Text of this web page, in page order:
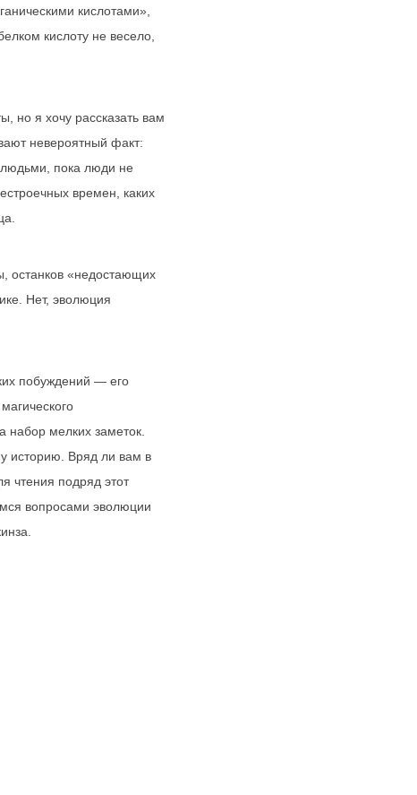
кислотами»,
кислоту не весело,
но я хочу рассказать вам
невероятный факт:
пока люди не
времен, каких
останков «недостающих
Нет, эволюция
побуждений — его
набор мелких заметок.
историю. Вряд ли вам в
чтения подряд этот
вопросами эволюции